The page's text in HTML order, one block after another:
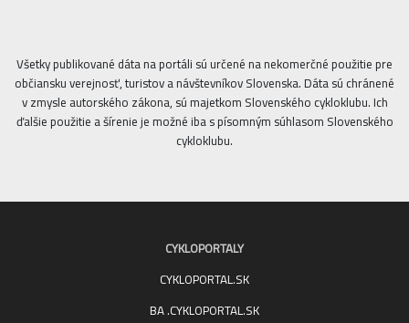
Všetky publikované dáta na portáli sú určené na nekomerčné použitie pre
občiansku verejnosť, turistov a návštevníkov Slovenska. Dáta sú chránené
v zmysle autorského zákona, sú majetkom Slovenského cykloklubu. Ich
ďalšie použitie a šírenie je možné iba s písomným súhlasom Slovenského
cykloklubu.
CYKLOPORTALY
CYKLOPORTAL.SK
BA .CYKLOPORTAL.SK